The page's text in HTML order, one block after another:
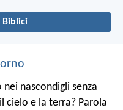
Biblici
nascondigli senza
cielo e la terra? Parola